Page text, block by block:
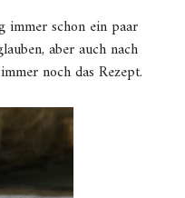
immer schon ein paar
aber auch nach
noch das Rezept.